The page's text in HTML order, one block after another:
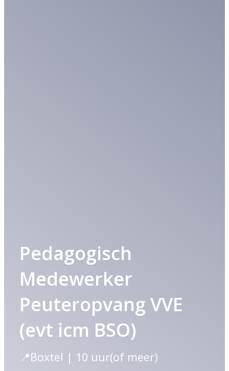
Pedagogisch
Medewerker
Peuteropvang VVE
(evt icm BSO)
📍Boxtel | 10 uur(of meer)